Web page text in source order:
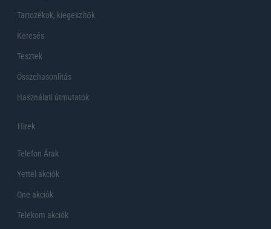
Tartozékok, kiegeszítők
Keresés
Tesztek
Összehasonlítás
Használati útmutatók
Hirek
Telefon Árak
Yettel akciók
One akciók
Telekom akciók